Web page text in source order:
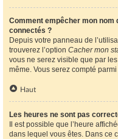
Comment empêcher mon nom
connectés ?
Depuis votre panneau de
trouverez l’option Cacher mon
vous ne serez visible que par
même. Vous serez compté
Haut
Les heures ne sont pas
Il est possible que l’heure
dans lequel vous êtes. Dans ce